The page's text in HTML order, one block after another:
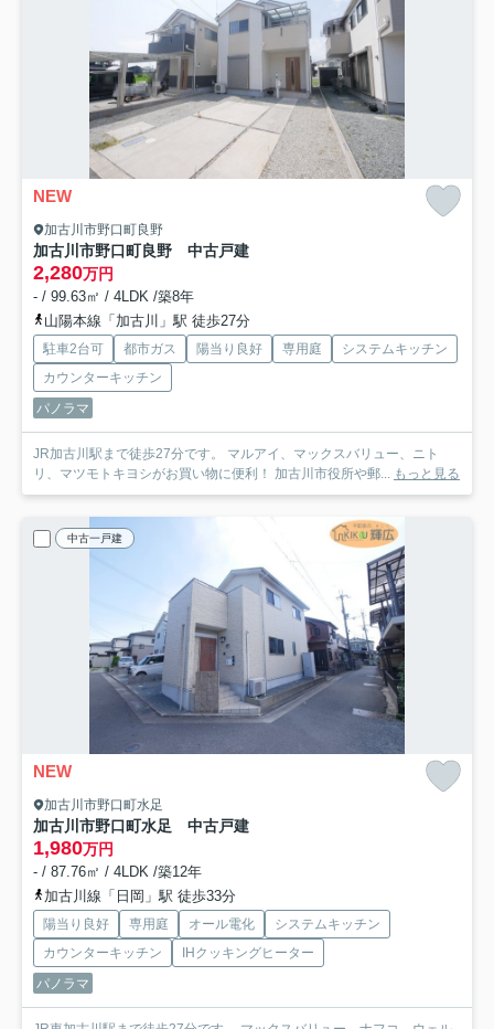
NEW
加古川市野口町良野
加古川市野口町良野 中古戸建
2,280万円
- / 99.63㎡ / 4LDK /築8年
山陽本線「加古川」駅 徒歩27分
駐車2台可 都市ガス 陽当り良好 専用庭
システムキッチン
カウンターキッチン
パノラマ
JR加古川駅まで徒歩27分です。 マルアイ、マックスバリュー、ニト
リ、マツモトキヨシがお買い物に便利！ 加古川市役所や郵...
もっと見る
中古一戸建
NEW
加古川市野口町水足
加古川市野口町水足 中古戸建
1,980万円
- / 87.76㎡ / 4LDK /築12年
加古川線「日岡」駅 徒歩33分
陽当り良好 専用庭 オール電化
システムキッチン
カウンターキッチン
IHクッキングヒーター
パノラマ